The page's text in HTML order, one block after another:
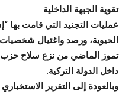
تقوية الجبهة الداخلية
عمليات التجنيد التي قامت بها
الحيوية، ورصد واغتيال
تموز الماضي من نزع سلاح حزب
داخل الدولة التركية.
وبالعودة إلى التقرير